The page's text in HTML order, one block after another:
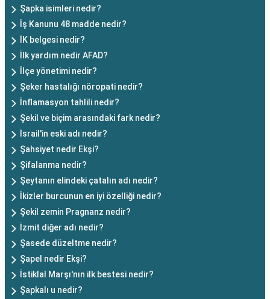
Şapka isimleri nedir?
İş Kanunu 48 madde nedir?
İK belgesi nedir?
İlk yardım nedir AFAD?
İlçe yönetimi nedir?
Şeker hastalığı nöropati nedir?
İnflamasyon tahlili nedir?
Şekil ve biçim arasındaki fark nedir?
İsrail'in eski adı nedir?
Şahsiyet nedir Ekşi?
Şifalanma nedir?
Şeytanın elindeki çatalın adı nedir?
İkizler burcunun en iyi özelliği nedir?
Şekil zemin Pragnanz nedir?
İzmit diğer adı nedir?
Şasede düzeltme nedir?
Şapel nedir Ekşi?
İstiklal Marşı'nın ilk bestesi nedir?
Şapkalı u nedir?